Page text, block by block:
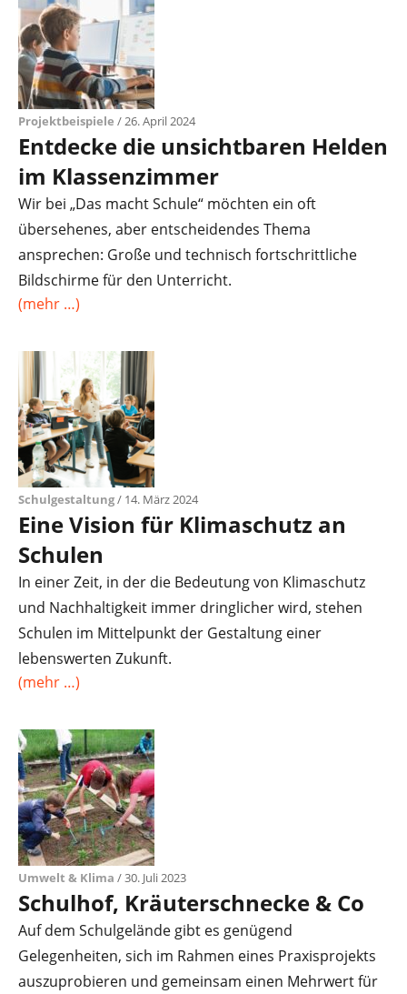
Projektbeispiele / 26. April 2024
Entdecke die unsichtbaren Helden
im Klassenzimmer
Wir bei „Das macht Schule“ möchten ein oft
übersehenes, aber entscheidendes Thema
ansprechen: Große und technisch fortschrittliche
Bildschirme für den Unterricht.
(mehr …)
Schulgestaltung/ 14. März 2024
Eine Vision für Klimaschutz an
Schulen
In einer Zeit, in der die Bedeutung von Klimaschutz
und Nachhaltigkeit immer dringlicher wird, stehen
Schulen im Mittelpunkt der Gestaltung einer
lebenswerten Zukunft.
(mehr …)
Umwelt & Klima / 30. Juli 2023
Schulhof, Kräuterschnecke & Co
Auf dem Schulgelände gibt es genügend
Gelegenheiten, sich im Rahmen eines Praxisprojekts
auszuprobieren und gemeinsam einen Mehrwert für